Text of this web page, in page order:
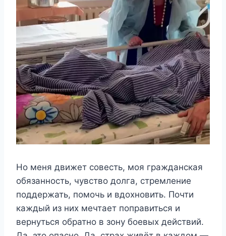
Но меня движет совесть, моя гражданская
обязанность, чувство долга, стремление
поддержать, помочь и вдохновить. Почти
каждый из них мечтает поправиться и
вернуться обратно в зону боевых действий.